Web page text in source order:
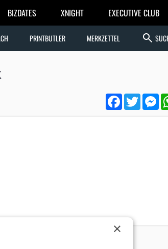
BIZDATES XNIGHT EXECUTIVE CLUB
PRINTBUTLER MERKZETTEL search
FacebookTwitter
×